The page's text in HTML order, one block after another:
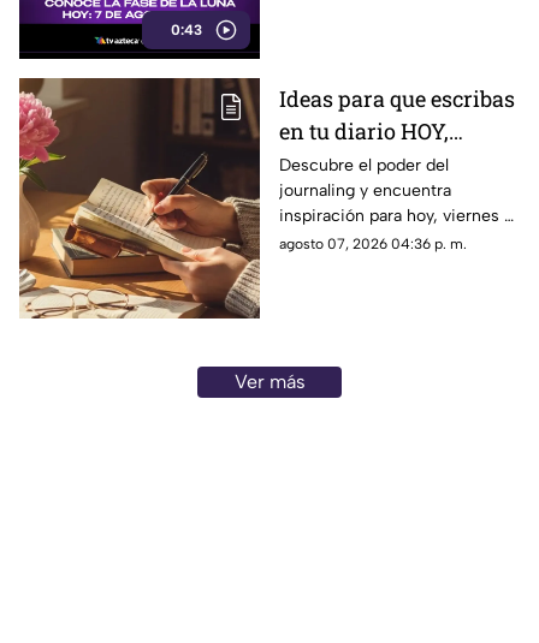
0:43
Ideas para que escribas
en tu diario HOY,
viernes 7 de junio de
2026: Usa este journal
prompt y termina tu
día lleno de gratitud
Descubre el poder del
journaling y encuentra
inspiración para hoy, viernes 7
de junio de 2026. Un prompt
agosto 07, 2026 04:36 p. m.
Ver más